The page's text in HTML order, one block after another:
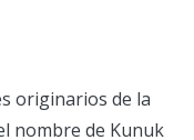
originarios de la
nombre de Kunuk